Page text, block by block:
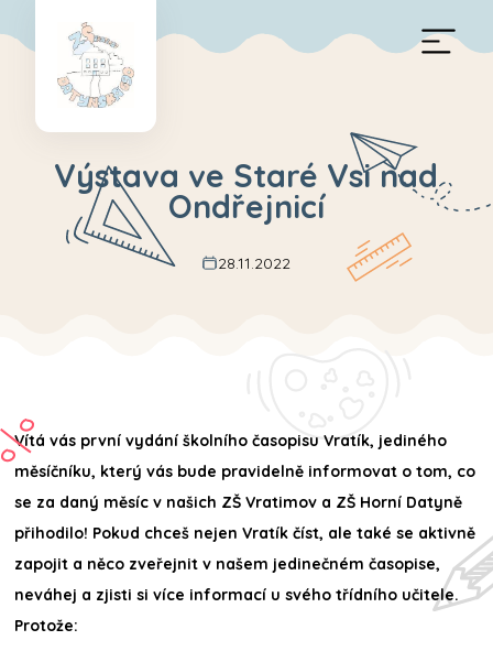
Výstava ve Staré Vsi nad
Ondřejnicí
28.11.2022
Vítá vás první vydání školního časopisu Vratík, jediného
měsíčníku, který vás bude pravidelně informovat o tom, co
se za daný měsíc v našich ZŠ Vratimov a ZŠ Horní Datyně
přihodilo! Pokud chceš nejen Vratík číst, ale také se aktivně
zapojit a něco zveřejnit v našem jedinečném časopise,
neváhej a zjisti si více informací u svého třídního učitele.
Protože: